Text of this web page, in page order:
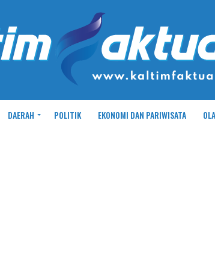
DAERAH POLITIK EKONOMI DAN PARIWISATA